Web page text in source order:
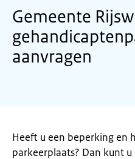
Gemeente
aanvragen
Heeft u een beperking en
parkeerplaats? Dan kunt u